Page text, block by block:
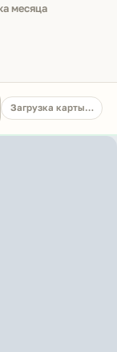
месяца
Загрузка карты…